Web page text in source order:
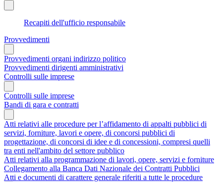
Recapiti dell'ufficio responsabile
Provvedimenti
Provvedimenti organi indirizzo politico
Provvedimenti dirigenti amministrativi
Controlli sulle imprese
Controlli sulle imprese
Bandi di gara e contratti
Atti relativi alle procedure per l’affidamento di appalti pubblici di
servizi, forniture, lavori e opere, di concorsi pubblici di
progettazione, di concorsi di idee e di concessioni, compresi quelli
tra enti nell'ambito del settore pubblico
Atti relativi alla programmazione di lavori, opere, servizi e forniture
Collegamento alla Banca Dati Nazionale dei Contratti Pubblici
Atti e documenti di carattere generale riferiti a tutte le procedure